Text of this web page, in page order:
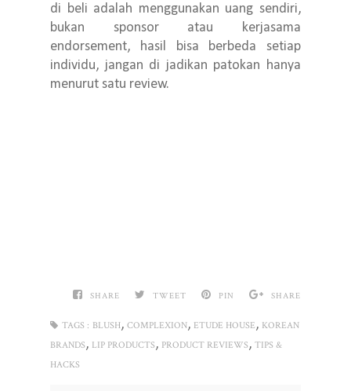
di beli adalah menggunakan uang sendiri,
bukan sponsor atau kerjasama
endorsement, hasil bisa berbeda setiap
individu, jangan di jadikan patokan hanya
menurut satu review.
SHARE TWEET PIN SHARE
TAGS : BLUSH, COMPLEXION, ETUDE HOUSE , KOREAN
BRANDS , LIP PRODUCTS , PRODUCT REVIEWS , TIPS &
HACKS